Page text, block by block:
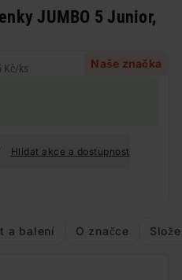
JUMBO 5 Junior,
Naše značka
Kč/ks
Hlídat akce a dostupnost
a balení O značce